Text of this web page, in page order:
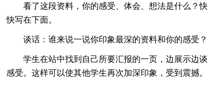
看了这段资料，你的感受、体会、想法是什么？快
快写在下面。
谈话：谁来说一说你印象最深的资料和你的感受？
学生在站中找到自己所要汇报的一页，边展示边谈
感受。这样可以使其他学生再次加深印象，受到震撼。